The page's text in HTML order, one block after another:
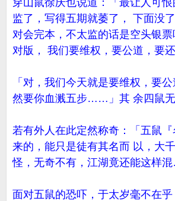
穿山鼠徐庆也说道：「最让人可
监了，写得五期就萎了， 下面没
对会完本，不太监的话是空头银
对版， 我们要维权，要公道，要还
「对，我们今天就是要维权，要
然要你血溅五步……」其 余四鼠无
若有外人在此定然称奇：「五鼠
来的，能只是徒有其名而 以，大
怪，无奇不有，江湖竟还能这样
面对五鼠的恐吓，于太岁毫不在